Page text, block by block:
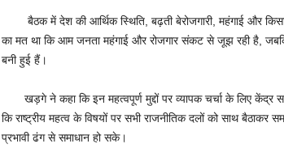
बैठक में देश की आर्थिक स्थिति, बढ़ती बेरोजगारी, महंगाई और
का मत था कि आम जनता महंगाई और रोजगार संकट से जूझ रही है,
बनी हुई हैं।
खड़गे ने कहा कि इन महत्वपूर्ण मुद्दों पर व्यापक चर्चा के लिए केंद्र
कि राष्ट्रीय महत्व के विषयों पर सभी राजनीतिक दलों को साथ
प्रभावी ढंग से समाधान हो सके।